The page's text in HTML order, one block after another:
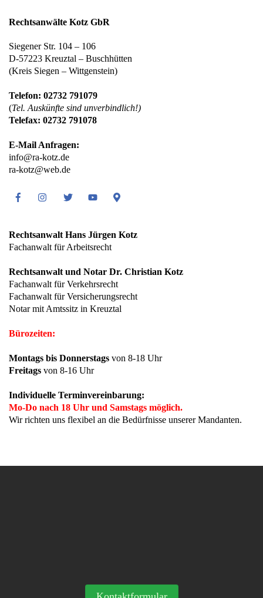
Rechtsanwälte Kotz GbR
Siegener Str. 104 – 106
D-57223 Kreuztal – Buschhütten
(Kreis Siegen – Wittgenstein)
Telefon: 02732 791079
(Tel. Auskünfte sind unverbindlich!)
Telefax: 02732 791078
E-Mail Anfragen:
info@ra-kotz.de
ra-kotz@web.de
FacebookInstagramTwitter YoutubeGoogle
Rechtsanwalt Hans Jürgen Kotz
Fachanwalt für Arbeitsrecht
Rechtsanwalt und Notar Dr. Christian Kotz
Fachanwalt für Verkehrsrecht
Fachanwalt für Versicherungsrecht
Notar mit Amtssitz in Kreuztal
Bürozeiten:
Montags bis Donnerstags von 8-18 Uhr
Freitags von 8-16 Uhr
Individuelle Terminvereinbarung:
Mo-Do nach 18 Uhr und Samstags möglich.
Wir richten uns flexibel an die Bedürfnisse unserer Mandanten.